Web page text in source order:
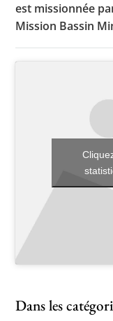
est missionnée
Mission Bassin
Dans les